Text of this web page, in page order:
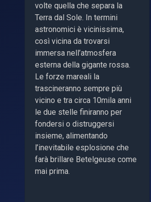
volte quella che separa la
Terra dal Sole. In termini
astronomici è vicinissima,
così vicina da trovarsi
immersa nell’atmosfera
esterna della gigante rossa.
Le forze mareali la
trascineranno sempre più
vicino e tra circa 10mila anni
le due stelle finiranno per
fondersi o distruggersi
insieme, alimentando
l’inevitabile esplosione che
farà brillare Betelgeuse come
mai prima.